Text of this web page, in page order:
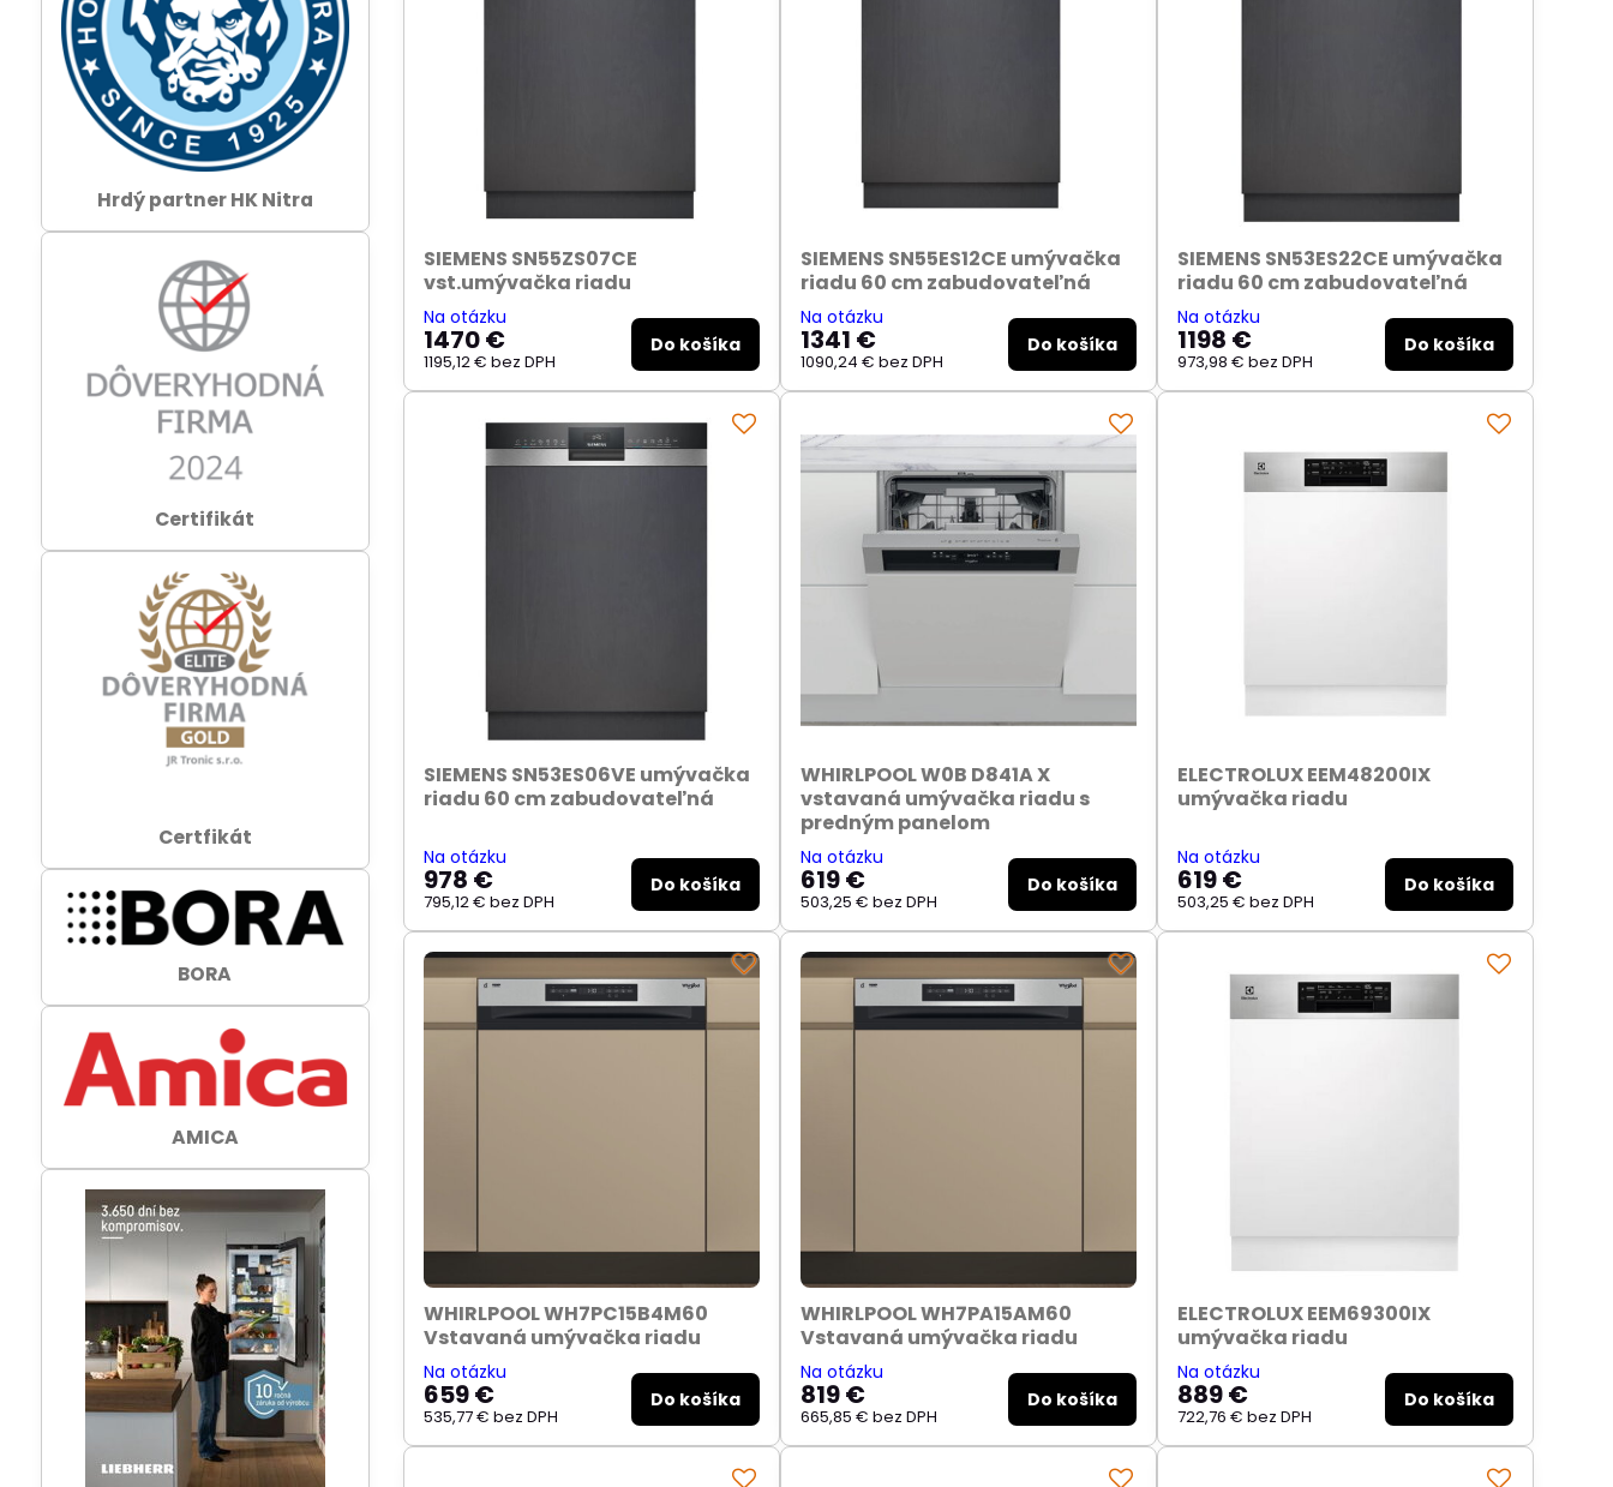
SIEMENS SN55ZS07CE
vst.umývačka riadu
Na otázku
1470 €
1195,12 €bez DPH
Do košíka
SIEMENS SN55ES12CE umývačka
riadu 60 cm zabudovateľná
Na otázku
1341 €
1090,24 €bez DPH
Do košíka
SIEMENS SN53ES22CE umývačka
riadu 60 cm zabudovateľná
Na otázku
1198 €
973,98 €bez DPH
Do košíka
SIEMENS SN53ES06VE umývačka
riadu 60 cm zabudovateľná
Na otázku
978 €
795,12 €bez DPH
Do košíka
WHIRLPOOL W0B D841A X
vstavaná umývačka riadu s
predným panelom
Na otázku
619 €
503,25 €bez DPH
Do košíka
ELECTROLUX EEM48200IX
umývačka riadu
Na otázku
619 €
503,25 €bez DPH
Do košíka
WHIRLPOOL WH7PC15B4M60
Vstavaná umývačka riadu
Na otázku
659 €
535,77 €bez DPH
Do košíka
WHIRLPOOL WH7PA15AM60
Vstavaná umývačka riadu
Na otázku
819 €
665,85 €bez DPH
Do košíka
ELECTROLUX EEM69300IX
umývačka riadu
Na otázku
889 €
722,76 €bez DPH
Do košíka
Hrdý partner HK Nitra
Certifikát
Certfikát
BORA
AMICA